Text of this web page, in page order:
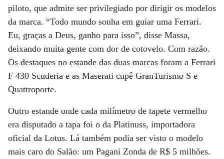
piloto, que admite ser privilegiado por dirigir os modelos
da marca. “Todo mundo sonha em guiar uma Ferrari.
Eu, graças a Deus, ganho para isso”, disse Massa,
deixando muita gente com dor de cotovelo. Com razão.
Os destaques no estande das duas marcas foram a Ferrari
F 430 Scuderia e as Maserati cupê GranTurismo S e
Quattroporte.
Outro estande onde cada milímetro de tapete vermelho
era disputado a tapa foi o da Platinuss, importadora
oficial da Lotus. Lá também podia ser visto o modelo
mais caro do Salão: um Pagani Zonda de R$ 5 milhões.